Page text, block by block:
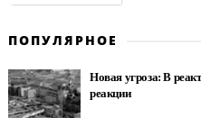
ПОПУЛЯРНОЕ
Новая угроза: В
реакции